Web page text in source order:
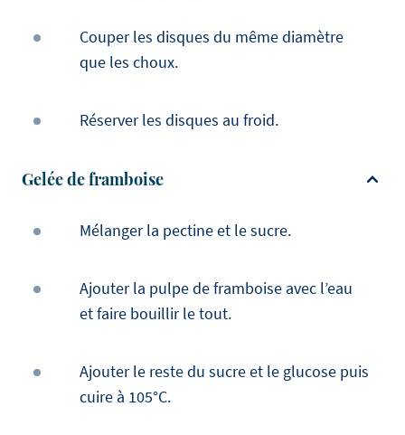
Couper les disques du même diamètre
que les choux.
Réserver les disques au froid.
Gelée de framboise
Mélanger la pectine et le sucre.
Ajouter la pulpe de framboise avec l’eau
et faire bouillir le tout.
Ajouter le reste du sucre et le glucose puis
cuire à 105°C.